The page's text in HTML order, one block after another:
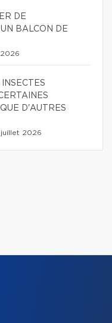
DE
BALCON DE
D'AUTRES
2026